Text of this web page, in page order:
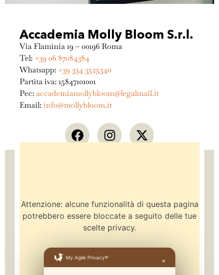
Accademia Molly Bloom S.r.l.
Via Flaminia 19 – 00196 Roma
Tel: +39 06 87084384
Whatsapp: +39 334 3525340
Partita iva: 15847101001
Pec: accademiamollybloom@legalmail.it
Email: info@mollybloom.it
Attenzione: alcune funzionalità di questa pagina
potrebbero essere bloccate a seguito delle tue
scelte privacy.
My Agile Privacy®
✕